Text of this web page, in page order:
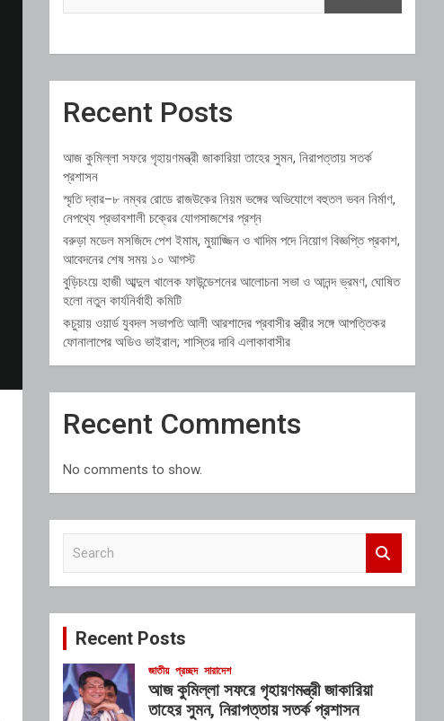
Recent Posts
আজ কুমিল্লা সফরে গৃহায়ণমন্ত্রী জাকারিয়া তাহের সুমন, নিরাপত্তায় সতর্ক
প্রশাসন
স্মৃতি দ্বার–৮ নম্বর রোডে রাজউকের নিয়ম ভঙ্গের অভিযোগে বহুতল ভবন নির্মাণ,
নেপথ্যে প্রভাবশালী চক্রের যোগসাজশের প্রশ্ন
বরুড়া মডেল মসজিদে পেশ ইমাম, মুয়াজ্জিন ও খাদিম পদে নিয়োগ বিজ্ঞপ্তি প্রকাশ,
আবেদনের শেষ সময় ১০ আগস্ট
বুড়িচংয়ে হাজী আব্দুল খালেক ফাউন্ডেশনের আলোচনা সভা ও আনন্দ ভ্রমণ, ঘোষিত
হলো নতুন কার্যনির্বাহী কমিটি
কচুয়ায় ওয়ার্ড যুবদল সভাপতি আলী আরশাদের প্রবাসীর স্ত্রীর সঙ্গে আপত্তিকর
ফোনালাপের অডিও ভাইরাল; শাস্তির দাবি এলাকাবাসীর
Recent Comments
No comments to show.
c
Recent Posts
জাতীয় প্রচ্ছদ সারাদেশ
আজ কুমিল্লা সফরে গৃহায়ণমন্ত্রী জাকারিয়া
তাহের সুমন, নিরাপত্তায় সতর্ক প্রশাসন